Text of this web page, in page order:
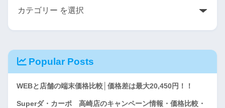
Popular Posts
WEBと店舗の端末価格比較│価格差は最大20,450円！！
Superダ・カーポ 高崎店のキャンペーン情報・価格比較・